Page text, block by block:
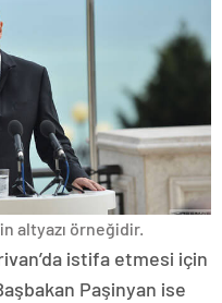
altyazı örneğidir.
istifa etmesi için
Paşinyan ise